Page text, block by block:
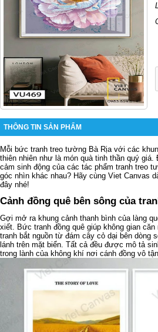
THÔNG TIN SẢN PHẨM
Mỗi bức tranh treo tường Bà Rịa với các
thiên nhiên như là món quà tinh thần quý
cảm sinh động của các tác phẩm tranh treo
góc nhìn khác nhau? Hãy cùng Viet Canvas
đây nhé!
Cảnh đồng quê bên sông của
Gợi mở ra khung cảnh thanh bình của làng
xiết. Bức tranh đồng quê giúp không gian
tranh bắt nguồn từ đám cây cỏ dại bên dòng
lánh trên mặt biển. Tất cả đều được mô tả
trong lành của không khí nơi cánh đồng vô